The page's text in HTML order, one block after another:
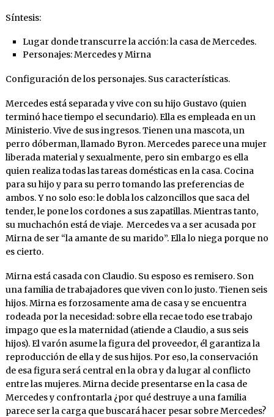
Síntesis:
Lugar donde transcurre la acción: la casa de Mercedes.
Personajes: Mercedes y Mirna
Configuración de los personajes. Sus características.
Mercedes está separada y vive con su hijo Gustavo (quien
terminó hace tiempo el secundario). Ella es empleada en un
Ministerio. Vive de sus ingresos. Tienen una mascota, un
perro dóberman, llamado Byron. Mercedes parece una mujer
liberada material y sexualmente, pero sin embargo es ella
quien realiza todas las tareas domésticas en la casa. Cocina
para su hijo y para su perro tomando las preferencias de
ambos. Y no solo eso: le dobla los calzoncillos que saca del
tender, le pone los cordones a sus zapatillas. Mientras tanto,
su muchachón está de viaje. Mercedes va a ser acusada por
Mirna de ser “la amante de su marido”. Ella lo niega porque no
es cierto.
Mirna está casada con Claudio. Su esposo es remisero. Son
una familia de trabajadores que viven con lo justo. Tienen seis
hijos. Mirna es forzosamente ama de casa y se encuentra
rodeada por la necesidad: sobre ella recae todo ese trabajo
impago que es la maternidad (atiende a Claudio, a sus seis
hijos). El varón asume la figura del proveedor, él garantiza la
reproducción de ella y de sus hijos. Por eso, la conservación
de esa figura será central en la obra y da lugar al conflicto
entre las mujeres. Mirna decide presentarse en la casa de
Mercedes y confrontarla ¿por qué destruye a una familia
parece ser la carga que buscará hacer pesar sobre Mercedes?